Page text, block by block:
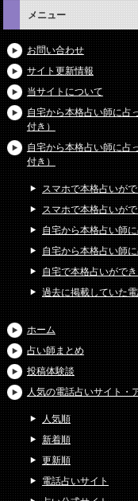
メニュー
お問い合わせ
サイト更新情報
当サイトについて
自宅から本格占い師に占
付き）
自宅から本格占い師に占
付き）
スマホで本格占いが
スマホで本格占いが
自宅から本格占い師
自宅から本格占い師
自宅で本格占いがで
過去に掲載していた
ホーム
占い師まとめ
投稿体験談
人気の電話占いサイト・
人気順
新着順
更新順
電話占いサイト